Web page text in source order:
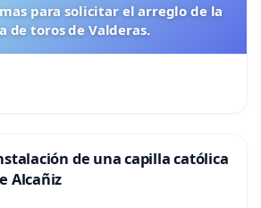
para solicitar el arreglo de la
de toros de Valderas.
de una capilla católica
Alcañiz